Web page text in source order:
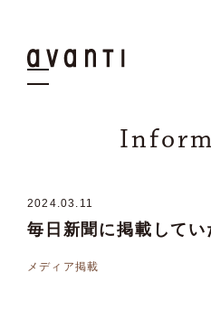
2024.03 . 11
毎日新聞に掲載してい
メディア掲載